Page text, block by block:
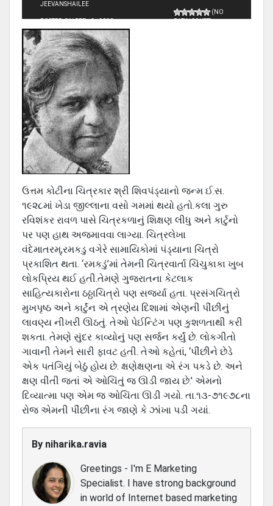
JEEVANSHAILEE
POSTED ON FEB - 2 - 2020
(NO
RATINGS YET)
ઉત્તમ કોટીના ચિત્રકાર શ્રી શિવપંડ્યાનો જન્મ ઈ.સ.
૧૯૨૮માં ખેડા જીલ્લાના વસો ગમમાં થયો હતો.કલા ગુરુ
રવિશંકર રાવળ પાસે ચિત્રકળાનું શિક્ષણ લીધુ અને કાર્ટુનો
પર પણ હાથ અજમાવવા લાગ્યા. ચિત્રલેખા
વંદેમાતરમ્,રમકડુ વગેરે સામાયિકોમાં પંડ્યાના ચિત્રો
પ્રકાશિત થતા. ‘રમકડું’માં તેમની ચિત્રવાર્તા ચિંચુકાકા ખુબ
લોકપ્રિય થઈ હતી.તેમણે ગુજરાતના કેટલાક
સાહિત્યકારોના ઠઠ્ઠાચિત્રો પણ સજર્યા હતા. પ્રસંગચિત્રો
મુખપૃષ્ઠ અને કાર્ટુંન એ ત્રણેય દિશામાં એણની પીંછીનું
લાવણ્ય નીખરી ઊઠતું. તેઓ પેઈન્ટિંગ પણ કુશળતાથી કરી
શકતા. તેમણે સુંદર કાવ્યોનું પણ સર્જન કર્યું છે. લોકગીતો
ગાવાની તેમને સારી ફાવટ હતી. તેઓ કહેતાં, ‘પીંછીને છેડે
એક પતંગિયું બેઠું હોય છે. ક્ષણેક્ષણના એ રંગ પકડે છે. અને
ક્ષણ વીતી જતાં એ ઓચિંતું જ ઊડી જાય છે.’ એમનો
દિવ્યાત્મા પણ એમ જ ઓચિંતા ઊડી ગયો. તા.૧૩-૭૧૯૭૮ના
રોજ એમની પીંછીના રંગ જાણે કે ઝાંખા પડી ગયાં.
By niharika.ravia
Greetings - I'm E Marketing
Specialist. I have strong background
in world of Internet based marketing